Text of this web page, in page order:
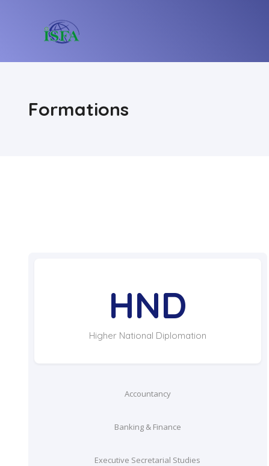
Formations
HND
Higher National Diplomation
Accountancy
Banking & Finance
Executive Secretarial Studies